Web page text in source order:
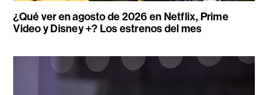
¿Qué ver en agosto de 2026 en Netflix, Prime
Video y Disney +? Los estrenos del mes